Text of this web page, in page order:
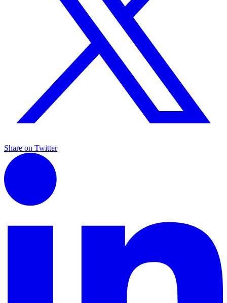
Share on Twitter